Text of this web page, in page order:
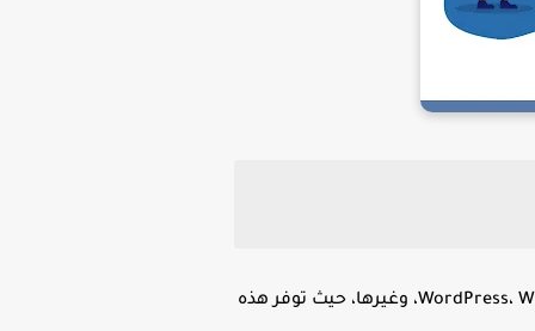
تصميم المواقع بدون برمجة هو عملية إنشاء موقع إلكتروني باستخدام أدوات جاهزة مثل منصات WordPress، Wix، Shopify، وغيرها، حيث توفر هذه